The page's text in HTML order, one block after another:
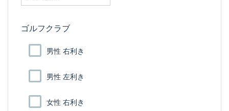
ゴルフクラブ
男性 右利き
男性 左利き
女性 右利き